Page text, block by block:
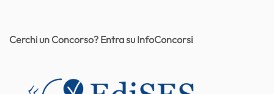
Cerchi un Concorso? Entra su InfoConcorsi